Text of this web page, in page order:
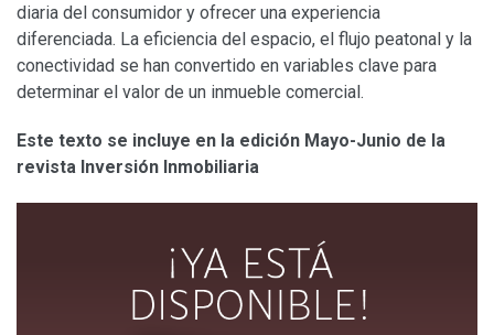
diaria del consumidor y ofrecer una experiencia
diferenciada. La eficiencia del espacio, el flujo peatonal y la
conectividad se han convertido en variables clave para
determinar el valor de un inmueble comercial.
Este texto se incluye en la edición Mayo-Junio de la
revista Inversión Inmobiliaria